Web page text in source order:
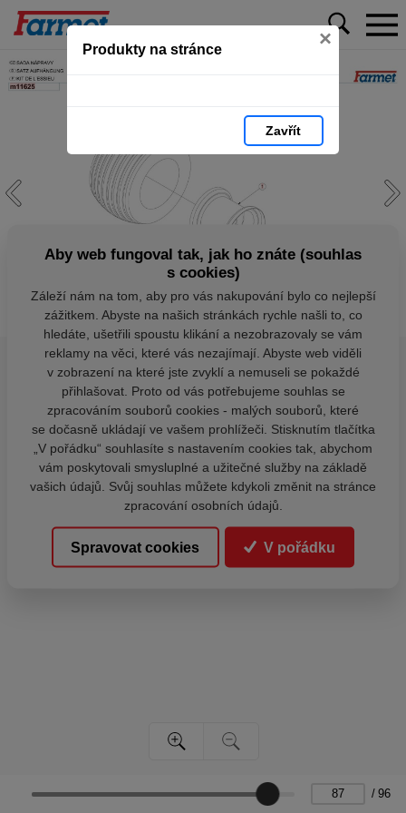
Produkty na stránce ×
Zavřít
/ 96
Aby web fungoval tak, jak ho znáte (souhlas
s cookies)
Záleží nám na tom, aby pro vás nakupování bylo co nejlepší
zážitkem. Abyste na našich stránkách rychle našli to, co
hledáte, ušetřili spoustu klikání a nezobrazovaly se vám
reklamy na věci, které vás nezajímají. Abyste web viděli
v zobrazení na které jste zvyklí a nemuseli se pokaždé
přihlašovat. Proto od vás potřebujeme souhlas se
zpracováním souborů cookies - malých souborů, které
se dočasně ukládají ve vašem prohlížeči. Stisknutím tlačítka
„V pořádku“ souhlasíte s nastavením cookies tak, abychom
vám poskytovali smysluplné a užitečné služby na základě
vašich údajů. Svůj souhlas můžete kdykoli změnit na stránce
zpracování osobních údajů.
Spravovat cookies V pořádku